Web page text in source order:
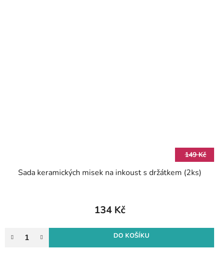
149 Kč
Sada keramických misek na inkoust s držátkem (2ks)
134 Kč
DO KOŠÍKU